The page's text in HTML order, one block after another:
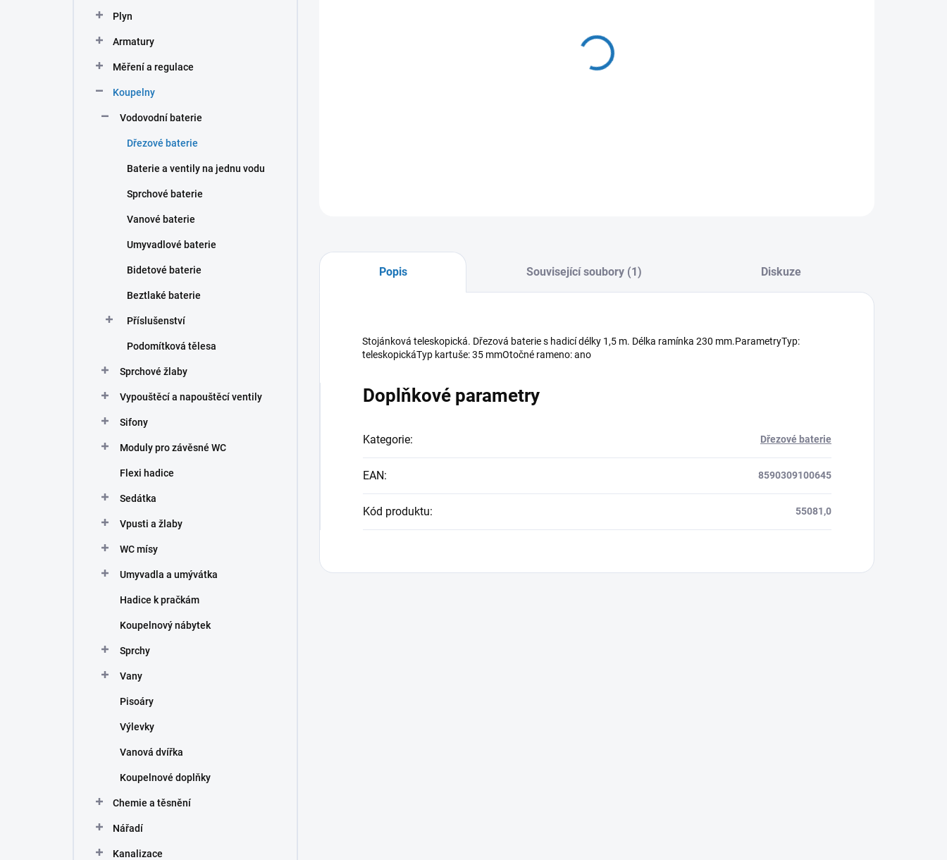
Plyn
Armatury
Měření a regulace
Koupelny
Vodovodní baterie
Dřezové baterie
Baterie a ventily na jednu vodu
Sprchové baterie
Vanové baterie
Umyvadlové baterie
Bidetové baterie
Beztlaké baterie
Příslušenství
Podomítková tělesa
Sprchové žlaby
Vypouštěcí a napouštěcí ventily
Sifony
Moduly pro závěsné WC
Flexi hadice
Sedátka
Vpusti a žlaby
WC mísy
Umyvadla a umývátka
Hadice k pračkám
Koupelnový nábytek
Sprchy
Vany
Pisoáry
Výlevky
Vanová dvířka
Koupelnové doplňky
Chemie a těsnění
Nářadí
Kanalizace
Popis Související soubory (1) Diskuze
Stojánková teleskopická. Dřezová baterie s hadicí délky 1,5 m. Délka ramínka 230 mm.ParametryTyp:
teleskopickáTyp kartuše: 35 mmOtočné rameno: ano
Doplňkové parametry
Kategorie: Dřezové baterie
EAN: 8590309100645
Kód produktu: 55081,0